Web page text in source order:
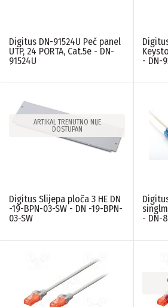
Digitus DN-91524U Peč panel
UTP, 24 PORTA, Cat.5e - DN-
91524U
- DN-
ARTIKAL TRENUTNO NIJE
DOSTUPAN
Digitus Slijepa ploča 3 HE DN
-19-BPN-03-SW - DN -19-BPN-
03-SW
- DN-